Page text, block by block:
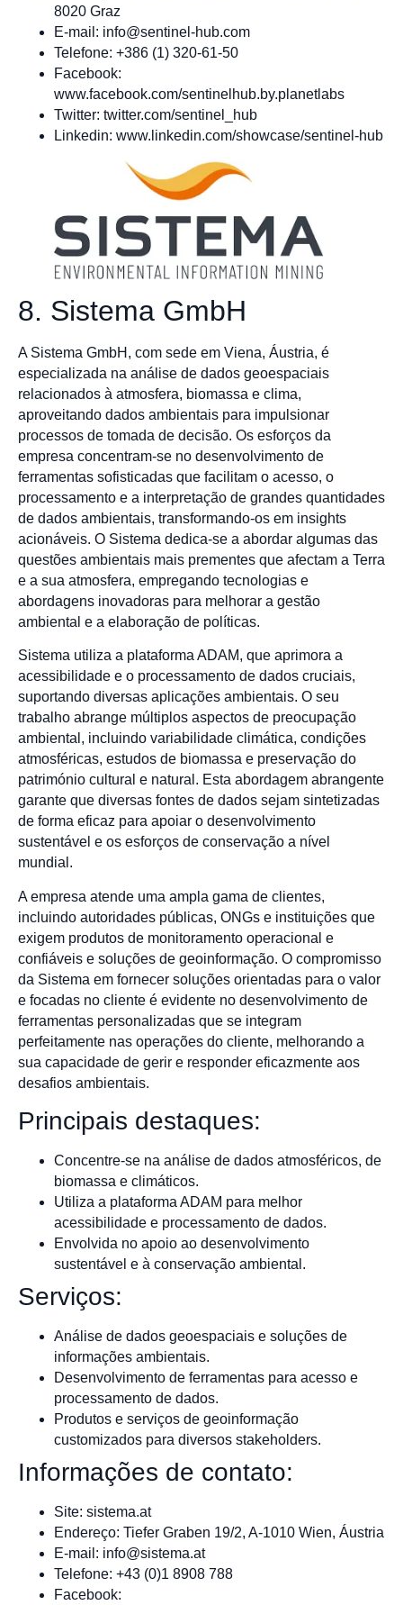
8020 Graz
E-mail: info@sentinel-hub.com
Telefone: +386 (1) 320-61-50
Facebook:
www.facebook.com/sentinelhub.by.planetlabs
Twitter: twitter.com/sentinel_hub
Linkedin: www.linkedin.com/showcase/sentinel-hub
8. Sistema GmbH
A Sistema GmbH, com sede em Viena, Áustria, é
especializada na análise de dados geoespaciais
relacionados à atmosfera, biomassa e clima,
aproveitando dados ambientais para impulsionar
processos de tomada de decisão. Os esforços da
empresa concentram-se no desenvolvimento de
ferramentas sofisticadas que facilitam o acesso, o
processamento e a interpretação de grandes quantidades
de dados ambientais, transformando-os em insights
acionáveis. O Sistema dedica-se a abordar algumas das
questões ambientais mais prementes que afectam a Terra
e a sua atmosfera, empregando tecnologias e
abordagens inovadoras para melhorar a gestão
ambiental e a elaboração de políticas.
Sistema utiliza a plataforma ADAM, que aprimora a
acessibilidade e o processamento de dados cruciais,
suportando diversas aplicações ambientais. O seu
trabalho abrange múltiplos aspectos de preocupação
ambiental, incluindo variabilidade climática, condições
atmosféricas, estudos de biomassa e preservação do
património cultural e natural. Esta abordagem abrangente
garante que diversas fontes de dados sejam sintetizadas
de forma eficaz para apoiar o desenvolvimento
sustentável e os esforços de conservação a nível
mundial.
A empresa atende uma ampla gama de clientes,
incluindo autoridades públicas, ONGs e instituições que
exigem produtos de monitoramento operacional e
confiáveis e soluções de geoinformação. O compromisso
da Sistema em fornecer soluções orientadas para o valor
e focadas no cliente é evidente no desenvolvimento de
ferramentas personalizadas que se integram
perfeitamente nas operações do cliente, melhorando a
sua capacidade de gerir e responder eficazmente aos
desafios ambientais.
Principais destaques:
Concentre-se na análise de dados atmosféricos, de
biomassa e climáticos.
Utiliza a plataforma ADAM para melhor
acessibilidade e processamento de dados.
Envolvida no apoio ao desenvolvimento
sustentável e à conservação ambiental.
Serviços:
Análise de dados geoespaciais e soluções de
informações ambientais.
Desenvolvimento de ferramentas para acesso e
processamento de dados.
Produtos e serviços de geoinformação
customizados para diversos stakeholders.
Informações de contato:
Site: sistema.at
Endereço: Tiefer Graben 19/2, A-1010 Wien, Áustria
E-mail: info@sistema.at
Telefone: +43 (0)1 8908 788
Facebook: